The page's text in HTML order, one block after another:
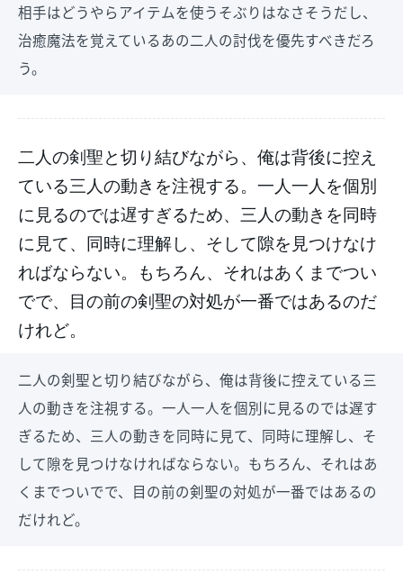
相手はどうやらアイテムを使うそぶりはなさそうだし、
治癒魔法を覚えているあの二人の討伐を優先すべきだろ
う。
二人の剣聖と切り結びながら、俺は背後に控え
ている三人の動きを注視する。一人一人を個別
に見るのでは遅すぎるため、三人の動きを同時
に見て、同時に理解し、そして隙を見つけなけ
ればならない。もちろん、それはあくまでつい
でで、目の前の剣聖の対処が一番ではあるのだ
けれど。
二人の剣聖と切り結びながら、俺は背後に控えている三
人の動きを注視する。一人一人を個別に見るのでは遅す
ぎるため、三人の動きを同時に見て、同時に理解し、そ
して隙を見つけなければならない。もちろん、それはあ
くまでついでで、目の前の剣聖の対処が一番ではあるの
だけれど。